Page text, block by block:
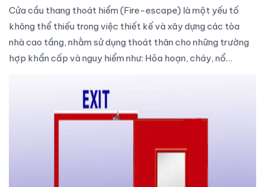
Cửa cầu thang thoát hiểm (Fire-escape) là một yếu tố
không thể thiếu trong việc thiết kế và xây dựng các tòa
nhà cao tầng, nhằm sử dụng thoát thân cho những trường
hợp khẩn cấp và nguy hiểm như: Hỏa hoạn, cháy, nổ…